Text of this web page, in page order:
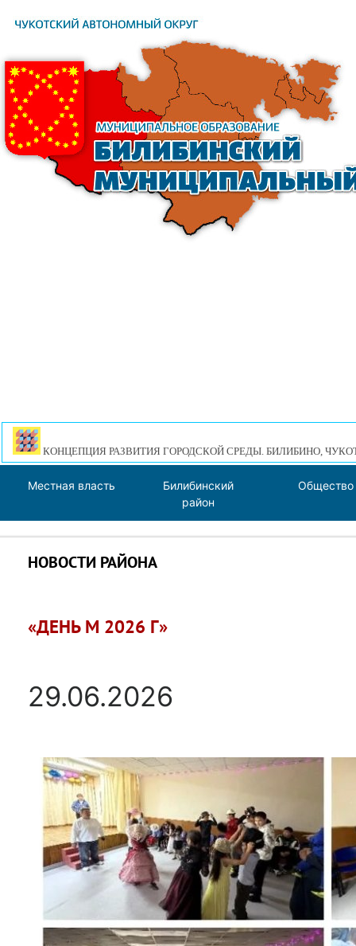
КОНЦЕПЦИЯ РАЗВИТИЯ ГОРОДСКОЙ СРЕДЫ. БИЛИБИНО,
Местная власть
Билибинский
район
Общество
НОВОСТИ РАЙОНА
«ДЕНЬ М 2026 Г»
29.06.2026